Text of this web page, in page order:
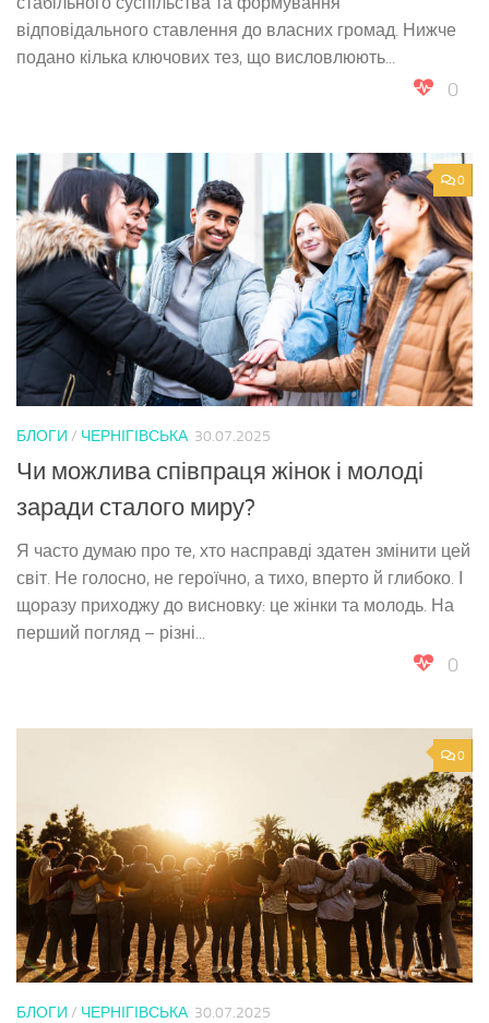
відповідального ставлення до власних громад. Нижче
подано кілька ключових тез, що висловлюють...
0
0
БЛОГИ / ЧЕРНІГІВСЬКА 30.07.2025
Чи можлива співпраця жінок і молоді
заради сталого миру?
Я часто думаю про те, хто насправді здатен змінити цей
світ. Не голосно, не героїчно, а тихо, вперто й глибоко. І
щоразу приходжу до висновку: це жінки та молодь. На
перший погляд – різні...
0
0
БЛОГИ / ЧЕРНІГІВСЬКА 30.07.2025